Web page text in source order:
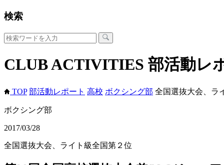
検索
CLUB ACTIVITIES 部活動レ
TOP 部活動レポート 高校 ボクシング部 全国選抜大会、ラ
ボクシング部
2017/03/28
全国選抜大会、ライト級全国第２位